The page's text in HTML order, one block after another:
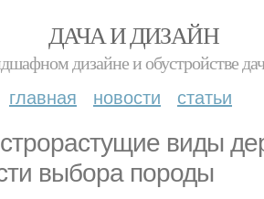
ДАЧА И ДИЗАЙН
дизайне и обустройстве
главная новости статьи
виды
выбора породы